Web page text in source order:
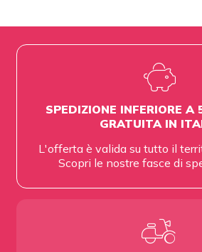
SPEDIZIONE INFERIORE A
GRATUITA IN
L'offerta è valida su tutto il
Scopri le nostre fasce di